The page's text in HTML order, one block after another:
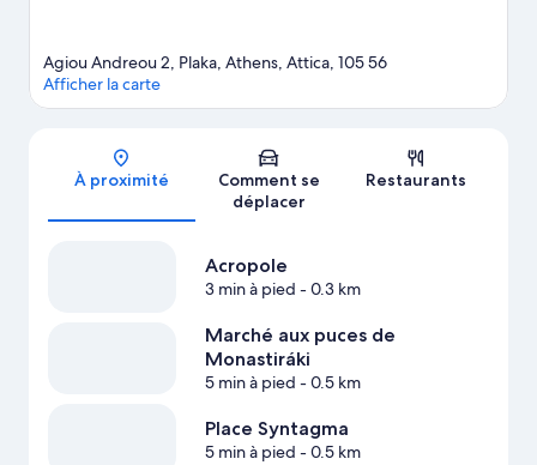
Carte
Agiou Andreou 2, Plaka, Athens, Attica, 105 56
Afficher la carte
À proximité
Comment se
déplacer
Restaurants
Acropole
3 min à pied - 0.3 km
Marché aux puces de
Monastiráki
5 min à pied - 0.5 km
Place Syntagma
5 min à pied - 0.5 km